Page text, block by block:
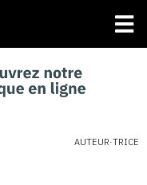
AUTEUR·TRICE